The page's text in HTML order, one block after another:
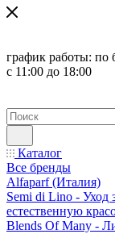
график работы: по
с 11:00 до 18:00
Каталог
Все бренды
Alfaparf (Италия)
Semi di Lino - Уход
естественную
Blends Of Many -